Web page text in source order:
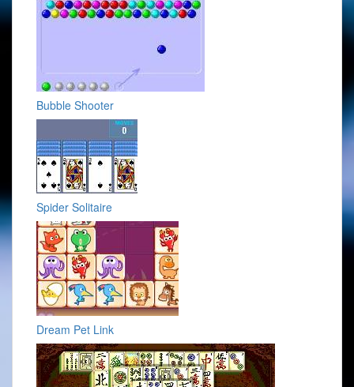
Bubble Shooter
Spider Solitaire
Dream Pet Link